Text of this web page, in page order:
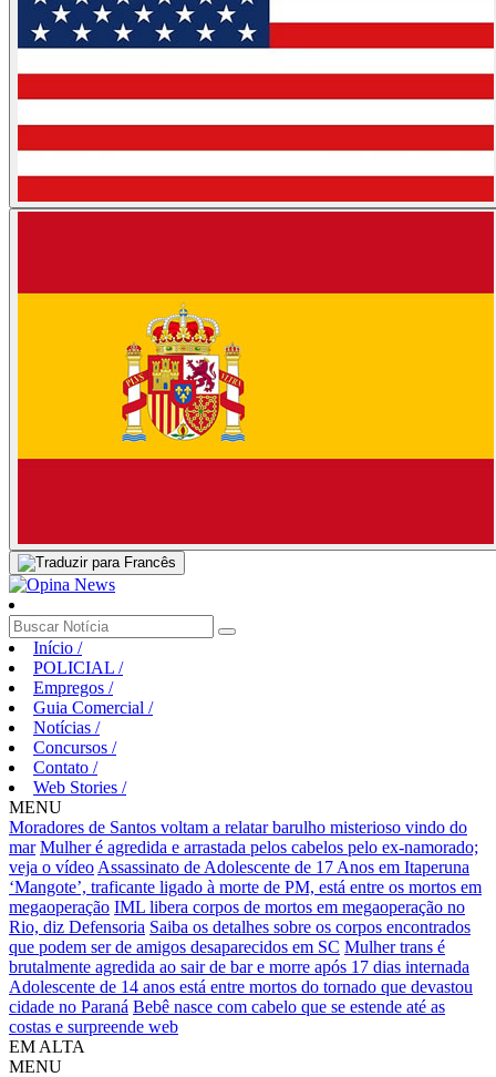
Início /
POLICIAL /
Empregos /
Guia Comercial /
Notícias /
Concursos /
Contato /
Web Stories /
MENU
Moradores de Santos voltam a relatar barulho misterioso vindo do
mar Mulher é agredida e arrastada pelos cabelos pelo ex-namorado;
veja o vídeo Assassinato de Adolescente de 17 Anos em Itaperuna
‘Mangote’, traficante ligado à morte de PM, está entre os mortos em
megaoperação IML libera corpos de mortos em megaoperação no
Rio, diz Defensoria Saiba os detalhes sobre os corpos encontrados
que podem ser de amigos desaparecidos em SC Mulher trans é
brutalmente agredida ao sair de bar e morre após 17 dias internada
Adolescente de 14 anos está entre mortos do tornado que devastou
cidade no Paraná Bebê nasce com cabelo que se estende até as
costas e surpreende web
EM ALTA
MENU